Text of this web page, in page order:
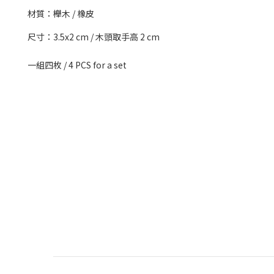
材質：櫸木 / 橡皮
尺寸：3.5x2 cm / 木頭取手高 2 cm
一組四枚 / 4 PCS for a set